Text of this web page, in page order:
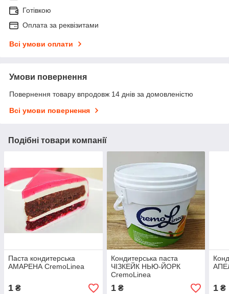
Готівкою
Оплата за реквізитами
Всі умови оплати
Умови повернення
Повернення товару впродовж 14 днів за домовленістю
Всі умови повернення
Подібні товари компанії
Паста кондитерська
АМАРЕНА CremoLinea
1 ₴
Кондитерська паста
ЧІЗКЕЙК НЬЮ-ЙОРК
CremoLinea
1₴ 1 ₴